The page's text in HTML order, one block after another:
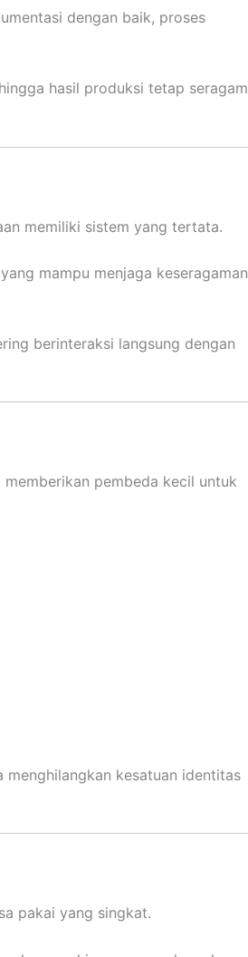
dengan baik, proses
hasil produksi tetap seragam
memiliki sistem yang tertata.
mampu menjaga keseragaman
berinteraksi langsung dengan
pembeda kecil untuk
kesatuan identitas
pakai yang singkat.